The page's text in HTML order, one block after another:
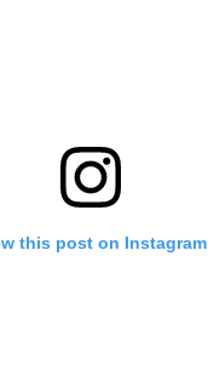
this post on Instagram
ראשי
חדשות